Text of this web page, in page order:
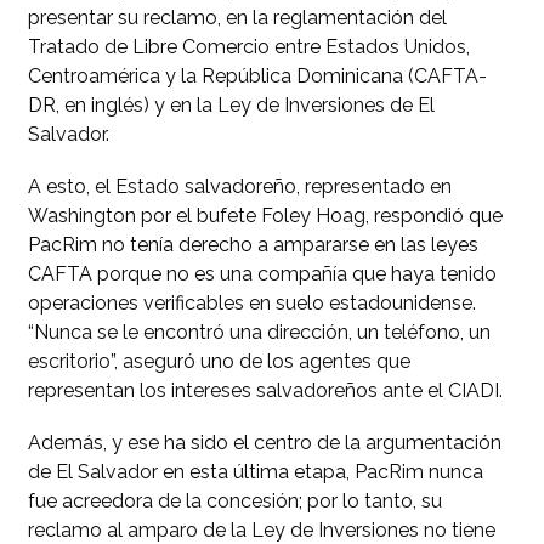
presentar su reclamo, en la reglamentación del
Tratado de Libre Comercio entre Estados Unidos,
Centroamérica y la República Dominicana (CAFTA-
DR, en inglés) y en la Ley de Inversiones de El
Salvador.
A esto, el Estado salvadoreño, representado en
Washington por el bufete Foley Hoag, respondió que
PacRim no tenía derecho a ampararse en las leyes
CAFTA porque no es una compañía que haya tenido
operaciones verificables en suelo estadounidense.
“Nunca se le encontró una dirección, un teléfono, un
escritorio”, aseguró uno de los agentes que
representan los intereses salvadoreños ante el CIADI.
Además, y ese ha sido el centro de la argumentación
de El Salvador en esta última etapa, PacRim nunca
fue acreedora de la concesión; por lo tanto, su
reclamo al amparo de la Ley de Inversiones no tiene